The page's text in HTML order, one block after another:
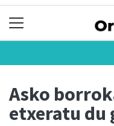
Asko
etxeratu du